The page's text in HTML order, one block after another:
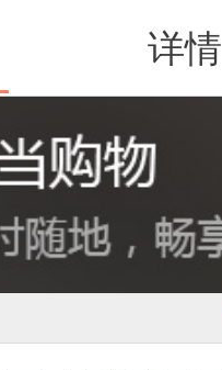
详情
分类